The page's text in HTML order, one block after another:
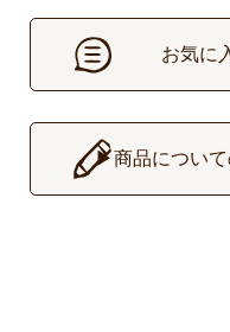
お気に
▶商品につい